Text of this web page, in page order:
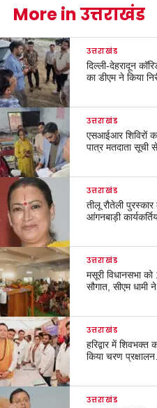
More in उत्तराखंड
उत्तराखंड
दिल्ली-देहरादून
का डीएम ने किया
उत्तराखंड
एसआईआर शिविरों
पात्र मतदाता
उत्तराखंड
तीलू रौतेली
आंगनबाड़ी
उत्तराखंड
मसूरी विधानसभा
सौगात, सीएम धामी
उत्तराखंड
हरिद्वार में शिवभक्त
किया चरण
उत्तराखंड